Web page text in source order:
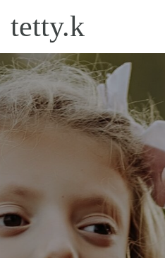
Zum
Inhalt
springen
tetty.k